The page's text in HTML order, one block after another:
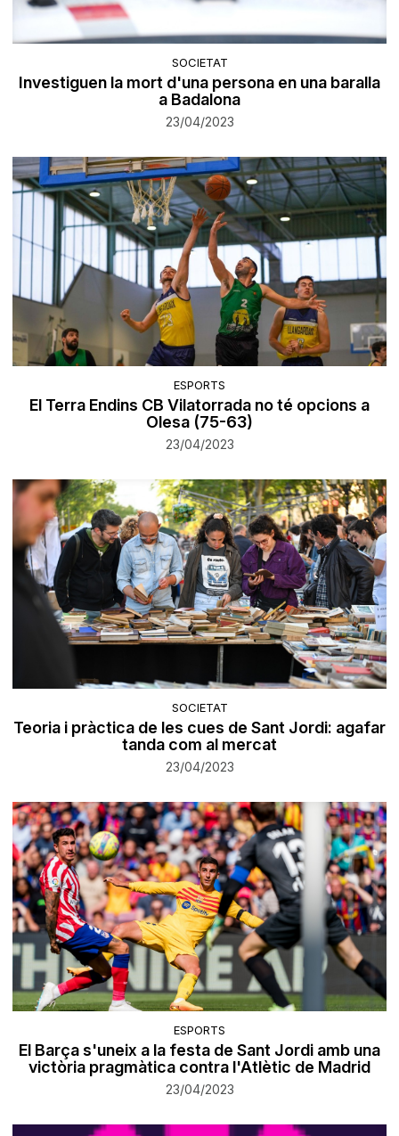
SOCIETAT
Investiguen la mort d'una persona en una baralla
a Badalona
23/04/2023
ESPORTS
El Terra Endins CB Vilatorrada no té opcions a
Olesa (75-63)
23/04/2023
SOCIETAT
Teoria i pràctica de les cues de Sant Jordi: agafar
tanda com al mercat
23/04/2023
ESPORTS
El Barça s'uneix a la festa de Sant Jordi amb una
victòria pragmàtica contra l'Atlètic de Madrid
23/04/2023